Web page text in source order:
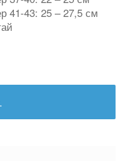
41-43: 25 – 27,5 см